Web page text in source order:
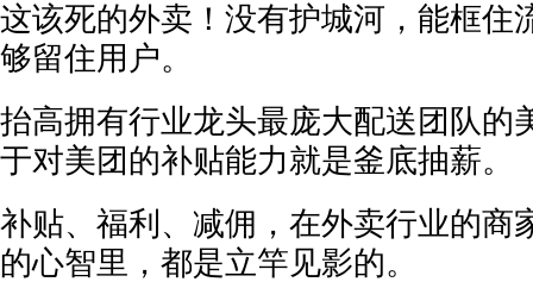
这该死的外卖！没有护城河，能框住
够留住用户。
抬高拥有行业龙头最庞大配送团队的
于对美团的补贴能力就是釜底抽薪。
补贴、福利、减佣，在外卖行业的商
的心智里，都是立竿见影的。